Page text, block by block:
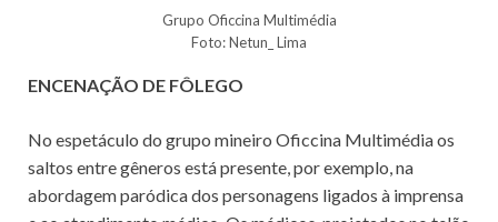
Grupo Oficcina Multimédia
Foto: Netun_ Lima
ENCENAÇÃO DE FÔLEGO
No espetáculo do grupo mineiro Oficcina Multimédia os
saltos entre gêneros está presente, por exemplo, na
abordagem paródica dos personagens ligados à imprensa